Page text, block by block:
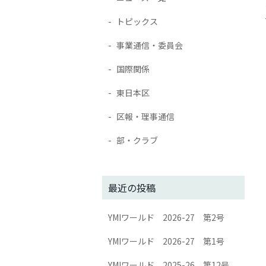
トピックス
事業通信・委員会
国際関係
東日本区
区報・理事通信
部・クラブ
最近の投稿
YMIワールド 2026-27 第2号
YMIワールド 2026-27 第1号